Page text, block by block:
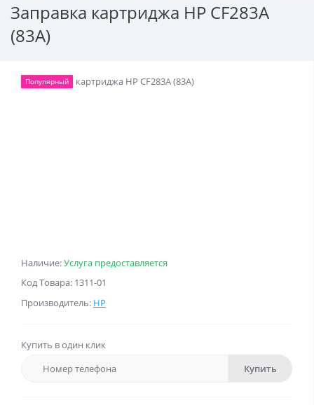
Заправка картриджа HP CF283A
(83A)
Наличие:Услуга предоставляется
Код Товара: 1311-01
Производитель: HP
Популярный
Купить в один клик
Купить